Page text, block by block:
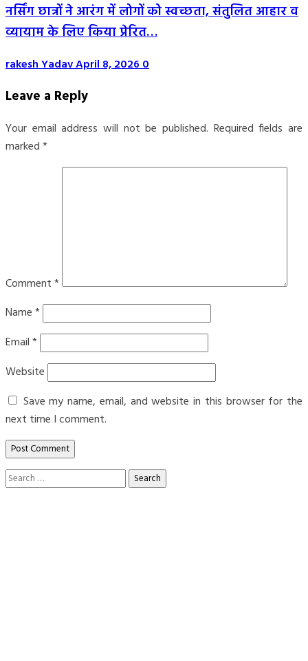
नर्सिंग छात्रों ने आरंग में लोगों को स्वच्छता, संतुलित आहार व
व्यायाम के लिए किया प्रेरित…
rakesh YadavApril 8, 20260
Leave a Reply
Your email address will not be published. Required fields are
marked*
Comment*
Name*
Email*
Website
Save my name, email, and website in this browser for the
next time I comment.
Search